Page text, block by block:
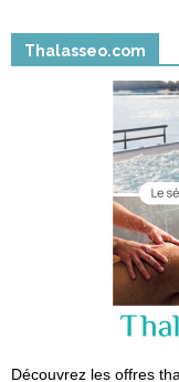
Thalasseo.com
Découvrez les offres